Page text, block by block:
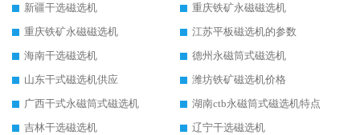
新疆干选磁选机
重庆铁矿永磁磁选机
重庆铁矿永磁磁选机
江苏平板磁选机的参数
海南干选磁选机
德州永磁筒式磁选机
山东干式磁选机供应
潍坊铁矿磁选机价格
广西干式永磁筒式磁选机
湖南ctb永磁筒式磁选机特点
吉林干选磁选机
辽宁干选磁选机